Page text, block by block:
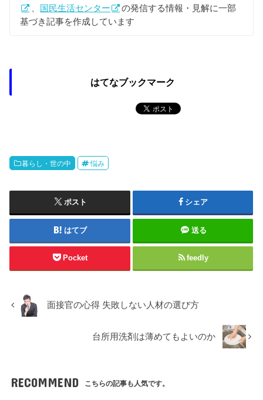
国民生活センター
の発信する情報・見解に一部
基づき記事を作成しています
はてなブックマーク
暮らし・世の中 悩み
ポスト シェア
はてブ 送る
Pocket feedly
面接官の心得 失敗しない人材の選び方
台所用洗剤は薄めてもよいのか
RECOMMEND こちらの記事も人気です。